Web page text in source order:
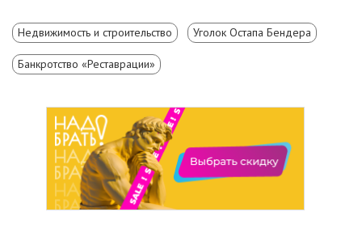
Недвижимость и строительство Уголок Остапа Бендера
Банкротство «Реставрации»